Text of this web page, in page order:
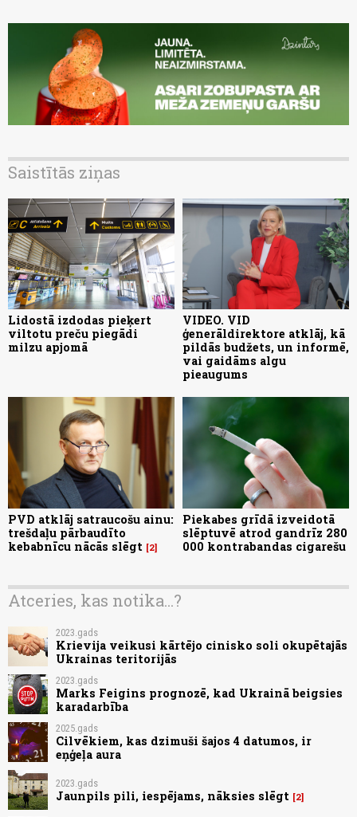
Saistītās ziņas
Lidostā izdodas pieķert
viltotu preču piegādi
milzu apjomā
VIDEO. VID
ģenerāldirektore atklāj, kā
pildās budžets, un informē,
vai gaidāms algu
pieaugums
PVD atklāj satraucošu ainu:
trešdaļu pārbaudīto
kebabnīcu nācās slēgt
2
Piekabes grīdā izveidotā
slēptuvē atrod gandrīz 280
000 kontrabandas cigarešu
Atceries, kas notika...?
2023.gads
Krievija veikusi kārtējo cinisko soli okupētajās
Ukrainas teritorijās
2023.gads
Marks Feigins prognozē, kad Ukrainā beigsies
karadarbība
2025.gads
Cilvēkiem, kas dzimuši šajos 4 datumos, ir
eņģeļa aura
2023.gads
Jaunpils pili, iespējams, nāksies slēgt 2